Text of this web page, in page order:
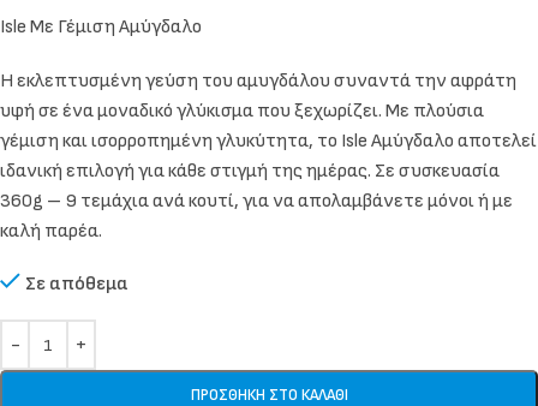
Isle Με Γέμιση Αμύγδαλο
Η εκλεπτυσμένη γεύση του αμυγδάλου συναντά την αφράτη
υφή σε ένα μοναδικό γλύκισμα που ξεχωρίζει. Με πλούσια
γέμιση και ισορροπημένη γλυκύτητα, το Isle Αμύγδαλο αποτελεί
ιδανική επιλογή για κάθε στιγμή της ημέρας. Σε συσκευασία
360g – 9 τεμάχια ανά κουτί, για να απολαμβάνετε μόνοι ή με
καλή παρέα.
Σε απόθεμα
ΠΡΟΣΘΉΚΗ ΣΤΟ ΚΑΛΆΘΙ